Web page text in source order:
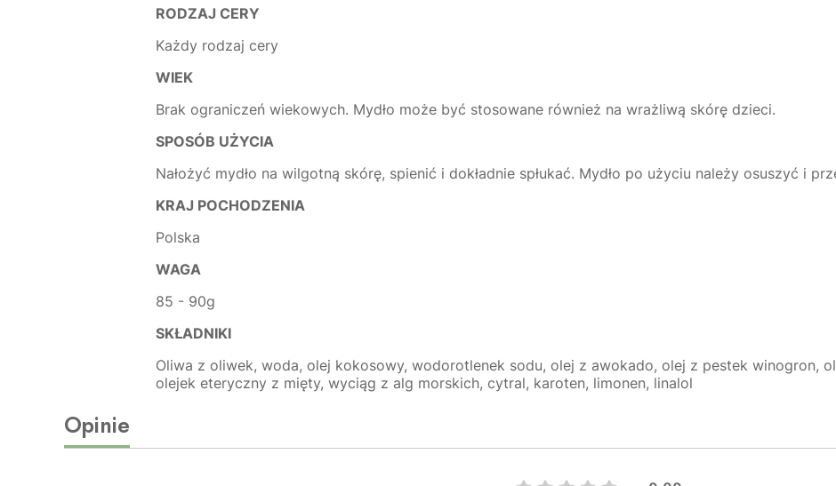
RODZAJ CERY
Każdy rodzaj cery
WIEK
Brak ograniczeń wiekowych. Mydło może być stosowane również na wrażliwą skórę dzieci.
SPOSÓB UŻYCIA
Nałożyć mydło na wilgotną skórę, spienić i dokładnie spłukać. Mydło po użyciu należy osuszyć i
KRAJ POCHODZENIA
Polska
WAGA
85 - 90g
SKŁADNIKI
Oliwa z oliwek, woda, olej kokosowy, wodorotlenek sodu, olej z awokado, olej z pestek winogron,
olejek eteryczny z mięty, wyciąg z alg morskich, cytral, karoten, limonen, linalol
Opinie